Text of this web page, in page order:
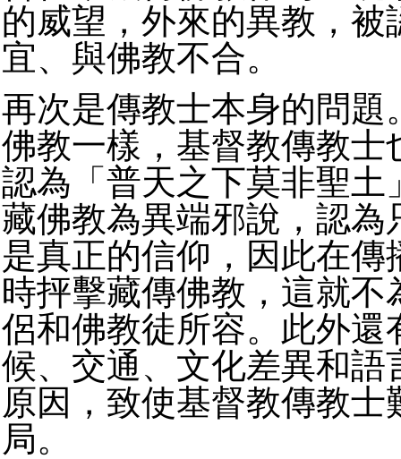
的威望，外來的異教，被
宜、與佛教不合。
再次是傳教士本身的問題
佛教一樣，基督教傳教士
認為「普天之下莫非聖土
藏佛教為異端邪說，認為
是真正的信仰，因此在傳
時抨擊藏傳佛教，這就不
侶和佛教徒所容。此外還
候、交通、文化差異和語
原因，致使基督教傳教士
局。